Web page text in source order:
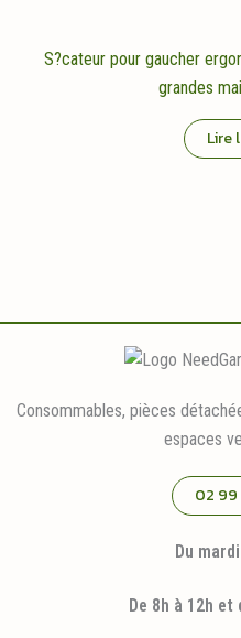
S?cateur pour gaucher
grandes
Lire
Consommables, pièces
espaces
02 99
Du
De 8h à 12h et